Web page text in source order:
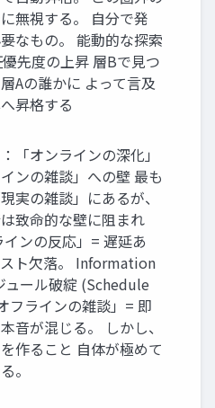
無視する。 自分で発
なもの。 能動的な探索
先度の上昇 層Bで見つ
Aの誰かに よって言及
昇格する
「オンラインの深化」
ンの雑談」への壁 最も
実の雑談」にあるが、
致命的な壁に阻まれ
ンの反応」= 遅延あ
スト欠落。 Information
ュール破綻 (Schedule
フラインの雑談」= 即
音が混じる。 しかし、
を作ること 自体が極めて
。